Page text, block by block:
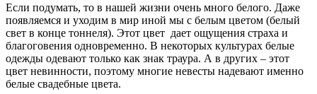
Если подумать, то в нашей жизни очень много белого. Даже
появляемся и уходим в мир иной мы с белым цветом (белый
свет в конце тоннеля). Этот цвет дает ощущения страха и
благоговения одновременно. В некоторых культурах белые
одежды одевают только как знак траура. А в других – этот
цвет невинности, поэтому многие невесты надевают именно
белые свадебные цвета.